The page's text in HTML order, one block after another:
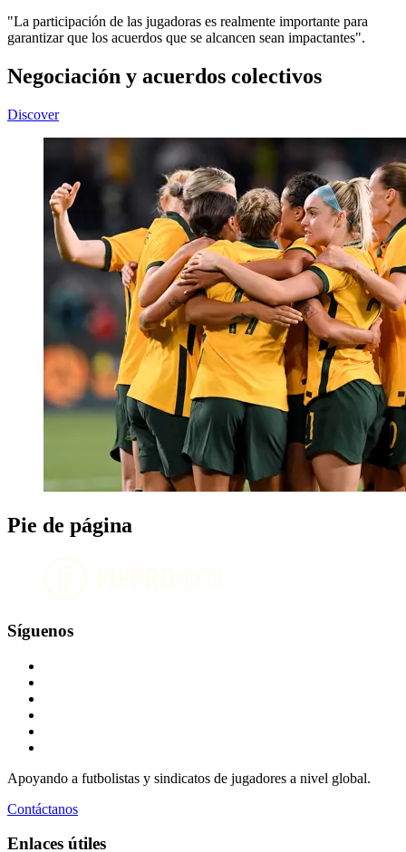
"La participación de las jugadoras es realmente importante para
garantizar que los acuerdos que se alcancen sean impactantes".
Negociación y acuerdos colectivos
Discover
Pie de página
Síguenos
Apoyando a futbolistas y sindicatos de jugadores a nivel global.
Contáctanos
Enlaces útiles